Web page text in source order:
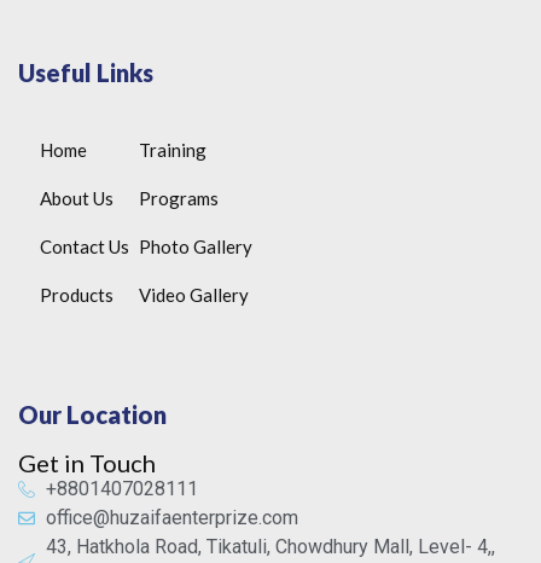
Useful Links
Home
About Us
Contact Us
Products
Training
Programs
Photo Gallery
Video Gallery
Our Location
Get in Touch
+8801407028111
office@huzaifaenterprize.com
43, Hatkhola Road, Tikatuli, Chowdhury Mall, Level- 4,,